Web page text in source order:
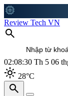
memory
Review Tech VN
search
02:08:32 Th 5 06
light_mode 28°C
search